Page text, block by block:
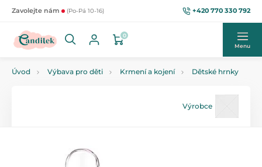
Zavolejte nám (Po-Pá 10-16) +420 770 330 792
0
Menu
Úvod Výbava pro děti Krmení a kojení Dětské hrnky
Výrobce